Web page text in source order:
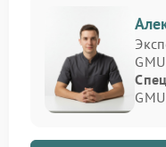
подаёт ошибку —
диагностику и
качества.
Мы обслуживаем
промышленные
большому опыту